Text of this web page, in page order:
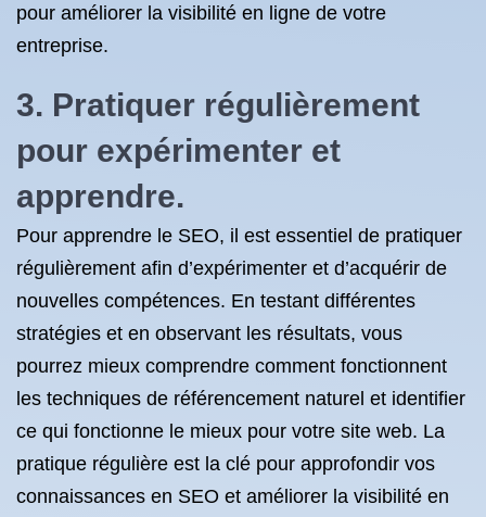
pour améliorer la visibilité en ligne de votre
entreprise.
3. Pratiquer régulièrement
pour expérimenter et
apprendre.
Pour apprendre le SEO, il est essentiel de pratiquer
régulièrement afin d’expérimenter et d’acquérir de
nouvelles compétences. En testant différentes
stratégies et en observant les résultats, vous
pourrez mieux comprendre comment fonctionnent
les techniques de référencement naturel et identifier
ce qui fonctionne le mieux pour votre site web. La
pratique régulière est la clé pour approfondir vos
connaissances en SEO et améliorer la visibilité en